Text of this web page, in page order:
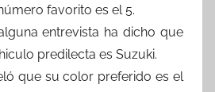
favorito es el 5.
entrevista ha dicho que
predilecta es Suzuki.
que su color preferido es el